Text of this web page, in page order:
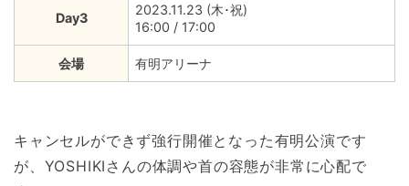
Day3
2023.11.23 (木･祝)
16:00 / 17:00
会場 有明アリーナ
キャンセルができず強行開催となった有明公演です
が、YOSHIKIさんの体調や首の容態が非常に心配で